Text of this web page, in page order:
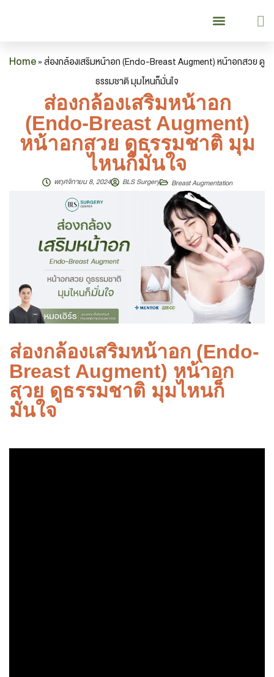
Home»ส่องกล้องเสริมหน้าอก (Endo-Breast Augment) หน้าอกสวย ดู
ธรรมชาติ มุมไหนก็มั่นใจ
ส่องกล้องเสริมหน้าอก
(Endo-Breast Augment)
หน้าอกสวย ดูธรรมชาติ มุม
ไหนก็มั่นใจ
พฤศจิกายน 8, 2024 BLS Surgery Breast Augmentation
ส่องกล้องเสริมหน้าอก (Endo-
Breast Augment) หน้าอก
สวย ดูธรรมชาติ มุมไหนก็
มั่นใจ